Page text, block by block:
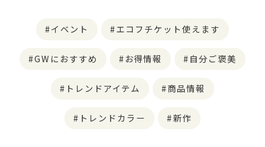
イベント エコフチケット使えます
GWにおすすめ お得情報 自分ご褒美
トレンドアイテム 商品情報
トレンドカラー 新作